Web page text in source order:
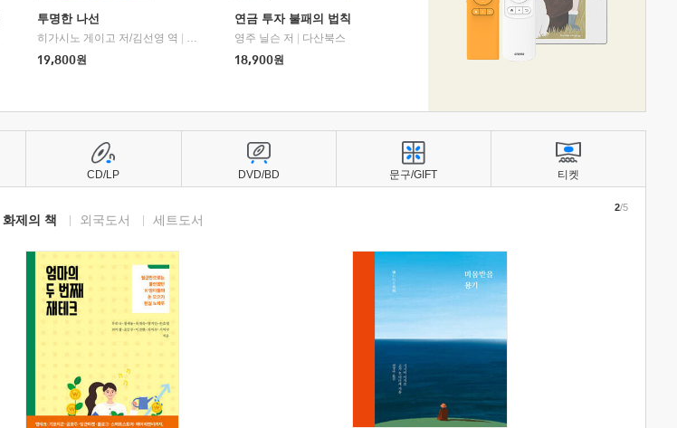
투명한 나선
히가시노 게이고 저/김선영 역
북다
19,800원
연금 투자 불패의 법칙
영주 닐슨 저
다산북스
18,900원
화제의 책 외국도서 세트도서
2/5
CD/LP DVD/BD 문구/GIFT 티켓